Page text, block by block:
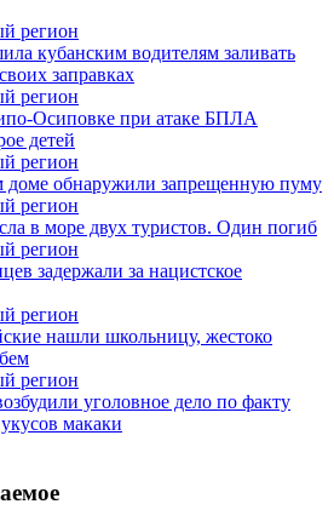
регион
кубанским водителям заливать
заправках
регион
Осиповке при атаке БПЛА
детей
регион
доме обнаружили запрещенную пуму
регион
в море двух туристов. Один погиб
регион
задержали за нацистское
регион
нашли школьницу, жестоко
регион
уголовное дело по факту
макаки